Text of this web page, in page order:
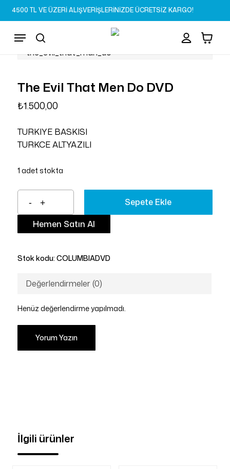
Skip
to
content
4500 TL VE ÜZERİ ALIŞVERİŞLERİNİZDE ÜCRETSİZ KARGO!
search
Menu Sepet Close
Cart
The Evil That Men Do DVD
₺1.500,00
TURKIYE BASKISI
TURKCE ALTYAZILI
1 adet stokta
Sepete Ekle
Hemen Satın Al
Stok kodu: COLUMBIADVD
Değerlendirmeler (0)
Henüz değerlendirme yapılmadı.
Yorum Yazın
İlgili ürünler